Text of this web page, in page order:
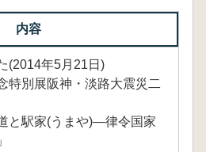
内容
(2014年5月21日)
特別展阪神・淡路大震災二
と駅家(うまや)―律令国家